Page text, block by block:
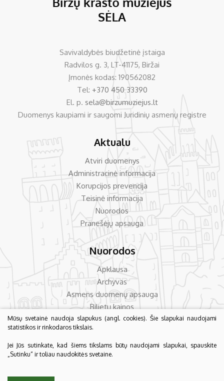
Savivaldybės biudžetinė įstaiga
Radvilos g. 3, LT-41175, Biržai
Įmonės kodas: 190562082
Tel: +370 450 33390
El. p. sela@birzumuziejus.lt
Duomenys kaupiami ir saugomi Juridinių asmenų registre
Aktualu
Atviri duomenys
Administracinė informacija
Korupcijos prevencija
Teisinė informacija
Nuorodos
Pranešėjų apsauga
Nuorodos
Apklausa
Archyvas
Asmens duomenų apsauga
Bilietų kainos
Dažniausiai užduodami klausimai
Konsultavimas su visuomene
Mūsų svetainė naudoja slapukus (angl. cookies). Šie slapukai naudojami
statistikos ir rinkodaros tikslais.
Jei Jūs sutinkate, kad šiems tikslams būtų naudojami slapukai, spauskite
„Sutinku“ ir toliau naudokitės svetaine.